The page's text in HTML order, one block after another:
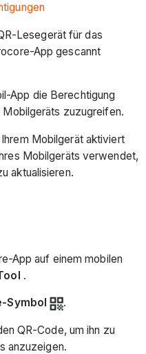
Lesegerät für das
App gescannt
App die Berechtigung
zuzugreifen.
Mobilgerät aktiviert
Mobilgeräts verwendet,
aktualisieren.
App auf einem mobilen
.
Symbol .
QR-Code, um ihn zu
anzuzeigen.